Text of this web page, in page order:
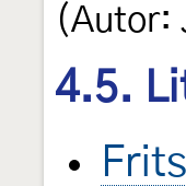
(Autor:
4.5.